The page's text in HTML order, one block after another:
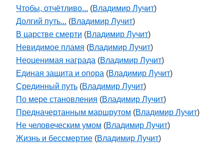
Чтобы, отчётливо... (Владимир Лучит)
Долгий путь... (Владимир Лучит)
В царстве смерти (Владимир Лучит)
Невидимое пламя (Владимир Лучит)
Неоценимая награда (Владимир Лучит)
Единая защита и опора (Владимир Лучит)
Срединный путь (Владимир Лучит)
По мере становления (Владимир Лучит)
Предначертанным маршрутом (Владимир Лучит)
Не человеческим умом (Владимир Лучит)
Жизнь и бессмертие (Владимир Лучит)